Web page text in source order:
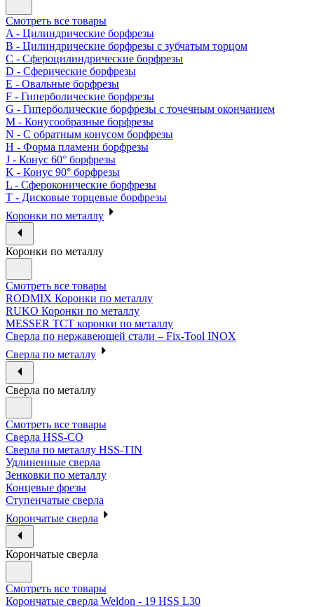
Смотреть все товары
A - Цилиндрические борфрезы
B - Цилиндрические борфрезы с зубчатым торцом
C - Сфероцилиндрические борфрезы
D - Сферические борфрезы
E - Овальные борфрезы
F - Гиперболические борфрезы
G - Гиперболические борфрезы с точечным окончанием
M - Конусообразные борфрезы
N - С обратным конусом борфрезы
H - Форма пламени борфрезы
J - Конус 60° борфрезы
K - Конус 90° борфрезы
L - Сфероконические борфрезы
T - Дисковые торцевые борфрезы
Коронки по металлу
Коронки по металлу
Смотреть все товары
RODMIX Коронки по металлу
RUKO Коронки по металлу
MESSER ТСТ коронки по металлу
Сверла по нержавеющей стали – Fix-Tool INOX
Сверла по металлу
Сверла по металлу
Смотреть все товары
Сверла HSS-CO
Сверла по металлу HSS-TIN
Удлиненные сверла
Зенковки по металлу
Концевые фрезы
Ступенчатые сверла
Корончатые сверла
Корончатые сверла
Смотреть все товары
Корончатые сверла Weldon - 19 HSS L30